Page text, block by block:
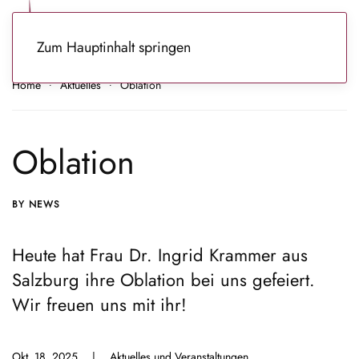
Zum Hauptinhalt springen
Home Aktuelles Oblation
Oblation
BY NEWS
Heute hat Frau Dr. Ingrid Krammer aus
Salzburg ihre Oblation bei uns gefeiert.
Wir freuen uns mit ihr!